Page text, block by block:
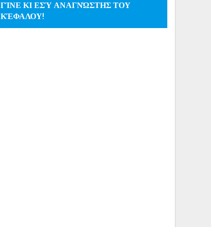
ΓΊΝΕ ΚΙ ΕΣΎ ΑΝΑΓΝΏΣΤΗΣ ΤΟΥ
ΚΈΦΑΛΟΥ!